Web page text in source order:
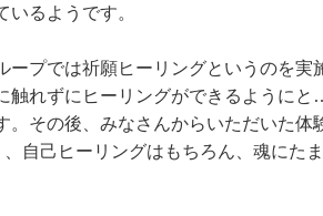
るようです。
プでは祈願ヒーリングというのを実
れずにヒーリングができるようにと
その後、みなさんからいただいた体
自己ヒーリングはもちろん、魂にた